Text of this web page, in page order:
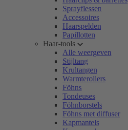
Sprayflessen
Accessoires
Haarspelden
Papillotten
Haar-tools
Alle weergeven
Stijltang
Krultangen
Warmterollers
Föhns
Tondeuses
Föhnborstels
Föhns met diffuser
Kapmantels